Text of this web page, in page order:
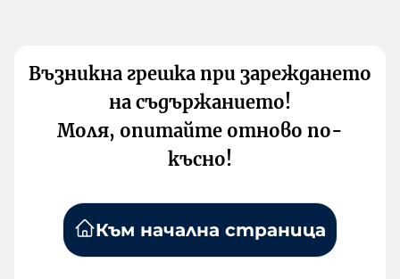
Възникна грешка при зареждането
на съдържанието!
Моля, опитайте отново по-
късно!
Към начална страница